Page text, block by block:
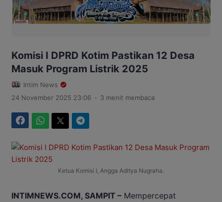
Komisi I DPRD Kotim Pastikan 12 Desa
Masuk Program Listrik 2025
Intim News
24 November 2025 23:06 . 3 menit membaca
Ketua Komisi I, Angga Aditya Nugraha.
INTIMNEWS.COM, SAMPIT – Mempercepat